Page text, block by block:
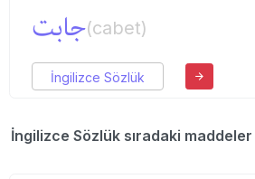
جابت(cabet)
İngilizce Sözlük
İngilizce Sözlük sıradaki maddeler